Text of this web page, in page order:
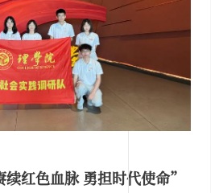
红色血脉 勇担时代使命”